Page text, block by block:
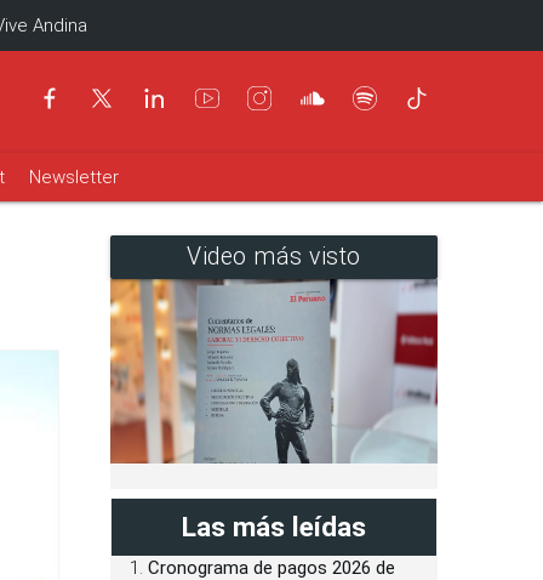
Andina
Newsletter
Video más visto
Las más leídas
Cronograma de pagos 2026 de